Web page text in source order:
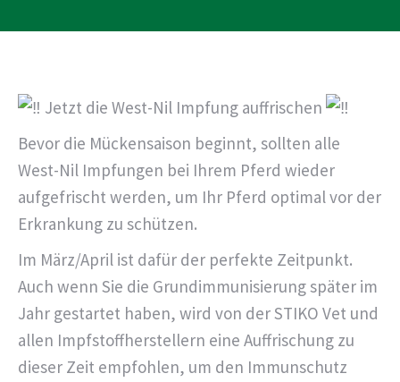
Jetzt die West-Nil Impfung auffrischen
Bevor die Mückensaison beginnt, sollten alle
West-Nil Impfungen bei Ihrem Pferd wieder
aufgefrischt werden, um Ihr Pferd optimal vor der
Erkrankung zu schützen.
Im März/April ist dafür der perfekte Zeitpunkt.
Auch wenn Sie die Grundimmunisierung später im
Jahr gestartet haben, wird von der STIKO Vet und
allen Impfstoffherstellern eine Auffrischung zu
dieser Zeit empfohlen, um den Immunschutz